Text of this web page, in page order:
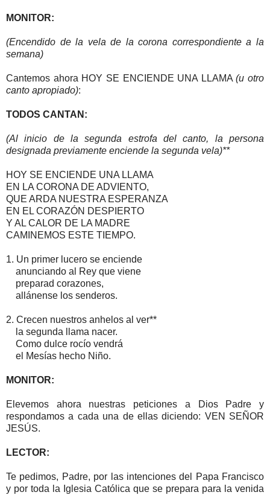
MONITOR:
(Encendido de la vela de la corona correspondiente a la
semana)
Cantemos ahora HOY SE ENCIENDE UNA LLAMA(u otro
canto apropiado):
TODOS CANTAN:
(Al inicio de la segunda estrofa del canto, la persona
designada previamente enciende la segunda vela)**
HOY SE ENCIENDE UNA LLAMA
EN LA CORONA DE ADVIENTO,
QUE ARDA NUESTRA ESPERANZA
EN EL CORAZÓN DESPIERTO
Y AL CALOR DE LA MADRE
CAMINEMOS ESTE TIEMPO.
1. Un primer lucero se enciende
anunciando al Rey que viene
preparad corazones,
allánense los senderos.
2. Crecen nuestros anhelos al ver**
la segunda llama nacer.
Como dulce rocío vendrá
el Mesías hecho Niño.
MONITOR:
Elevemos ahora nuestras peticiones a Dios Padre y
respondamos a cada una de ellas diciendo: VEN SEÑOR
JESÚS.
LECTOR:
Te pedimos, Padre, por las intenciones del Papa Francisco
y por toda la Iglesia Católica que se prepara para la venida